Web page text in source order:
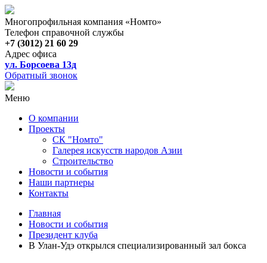
Многопрофильная компания «Номто»
Телефон справочной службы
+7 (3012) 21 60 29
Адрес офиса
ул. Борсоева 13д
Обратный звонок
Меню
О компании
Проекты
СК "Номто"
Галерея искусств народов Азии
Строительство
Новости и события
Наши партнеры
Контакты
Главная
Новости и события
Президент клуба
В Улан-Удэ открылся специализированный зал бокса